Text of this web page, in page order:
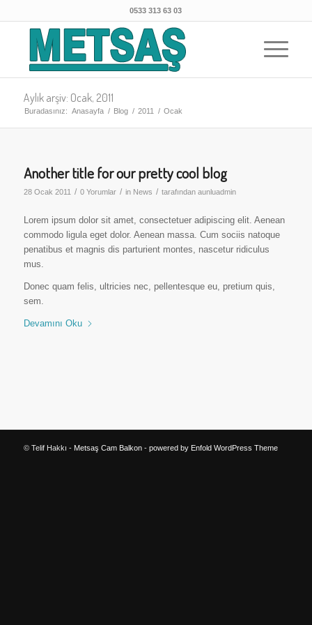
0533 313 63 03
Aylık arşiv: Ocak, 2011
Buradasınız: Anasayfa / Blog / 2011 / Ocak
Another title for our pretty cool blog
28 Ocak 2011 / 0 Yorumlar / in News / tarafından aunluadmin
Lorem ipsum dolor sit amet, consectetuer adipiscing elit. Aenean
commodo ligula eget dolor. Aenean massa. Cum sociis natoque
penatibus et magnis dis parturient montes, nascetur ridiculus
mus.
Donec quam felis, ultricies nec, pellentesque eu, pretium quis,
sem.
Devamını Oku
© Telif Hakkı - Metsaş Cam Balkon- powered by Enfold WordPress Theme